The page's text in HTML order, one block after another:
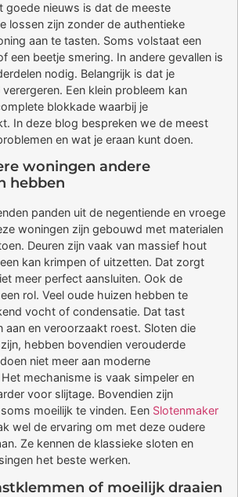
goede nieuws is dat de meeste
lossen zijn zonder de authentieke
aan te tasten. Soms volstaat een
een beetje smering. In andere gevallen is
nodig. Belangrijk is dat je
Een klein probleem kan
blokkade waarbij je
In deze blog bespreken we de meest
en wat je eraan kunt doen.
woningen andere
hebben
panden uit de negentiende en vroege
woningen zijn gebouwd met materialen
Deuren zijn vaak van massief hout
kan krimpen of uitzetten. Dat zorgt
meer perfect aansluiten. Ook de
rol. Veel oude huizen hebben te
vocht of condensatie. Dat tast
aan en veroorzaakt roest. Sloten die
hebben bovendien verouderde
niet meer aan moderne
mechanisme is vaak simpeler en
voor slijtage. Bovendien zijn
moeilijk te vinden. Een Slotenmaker
wel de ervaring om met deze oudere
Ze kennen de klassieke sloten en
het beste werken.
of moeilijk draaien